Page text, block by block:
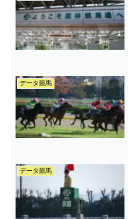
データ競馬
データ競馬